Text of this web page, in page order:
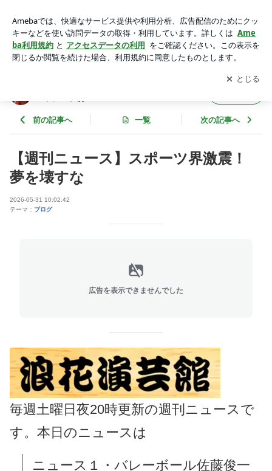
アJP編集長＆政治系漫才ユーチューバー ハル
アプリをダウンロードして ブログの更新通知
を受け取りまし
ょう。
開く
ーバー ハル
前の記事へ 一覧 次の記事へ
【週刊ニュース】スポーツ界激震！
夢を壊すな
2026-05-31 10:02:42
テーマ： ブログ
広告を表示できませんでした
毎週土曜日夜20時更新の週刊ニュースで
す。本日のニュースは
ニュース１・バレーボール佐藤俊一